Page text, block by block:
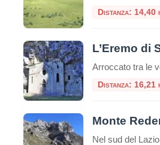
Distanza: 14,40
Distanza: 16,21